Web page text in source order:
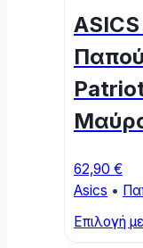
62,90 €
Asics •
Επιλογή